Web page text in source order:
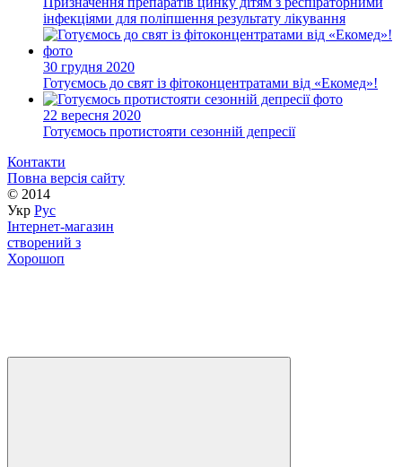
інфекціями для поліпшення результату лікування
30 грудня 2020
Готуємось до свят із фітоконцентратами від «Екомед»!
22 вересня 2020
Готуємось протистояти сезонній депресії
Контакти
Повна версія сайту
© 2014
Укр Рус
Інтернет-магазин
створений з
Хорошоп